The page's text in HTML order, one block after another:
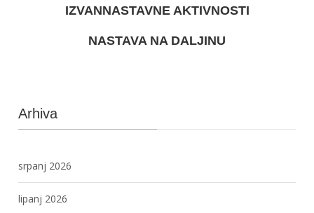
IZVANNASTAVNE AKTIVNOSTI
NASTAVA NA DALJINU
Arhiva
srpanj 2026
lipanj 2026